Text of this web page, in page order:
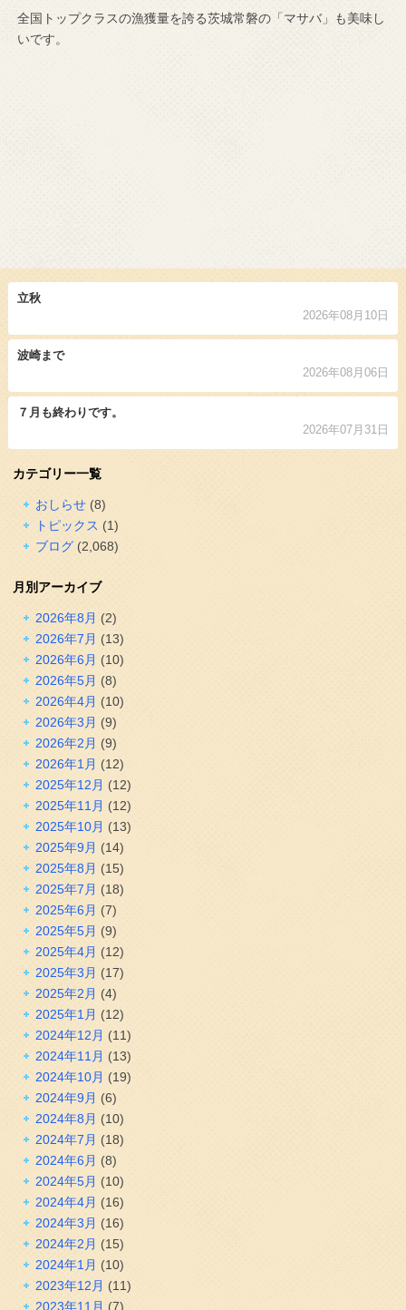
全国トップクラスの漁獲量を誇る茨城常磐の「マサバ」も美味し
いです。
立秋
2026年08月10日
波崎まで
2026年08月06日
７月も終わりです。
2026年07月31日
カテゴリー一覧
おしらせ(8)
トピックス (1)
ブログ(2,068)
月別アーカイブ
2026年8月 (2)
2026年7月 (13)
2026年6月 (10)
2026年5月 (8)
2026年4月 (10)
2026年3月 (9)
2026年2月 (9)
2026年1月 (12)
2025年12月 (12)
2025年11月 (12)
2025年10月 (13)
2025年9月 (14)
2025年8月 (15)
2025年7月 (18)
2025年6月 (7)
2025年5月 (9)
2025年4月 (12)
2025年3月 (17)
2025年2月 (4)
2025年1月 (12)
2024年12月 (11)
2024年11月 (13)
2024年10月 (19)
2024年9月 (6)
2024年8月 (10)
2024年7月 (18)
2024年6月 (8)
2024年5月 (10)
2024年4月 (16)
2024年3月 (16)
2024年2月 (15)
2024年1月 (10)
2023年12月 (11)
2023年11月 (7)